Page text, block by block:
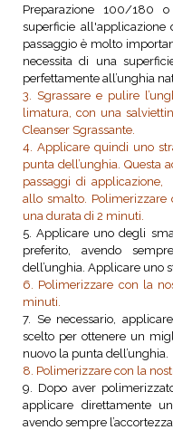
Preparazione 100/180
superficie all'applicazione
passaggio è molto
necessita di una
perfettamente all’unghia
3. Sgrassare e pulire
limatura, con una
Cleanser Sgrassante.
4. Applicare quindi uno
punta dell’unghia. Questa
passaggi di
allo smalto.
una durata di 2 minuti.
5. Applicare uno degli
preferito, avendo
dell’unghia. Applicare uno
6. Polimerizzare con la
minuti.
7. Se necessario,
scelto per ottenere un
nuovo la punta dell’unghia.
8. Polimerizzare con la
9. Dopo aver
applicare direttamente
avendo sempre